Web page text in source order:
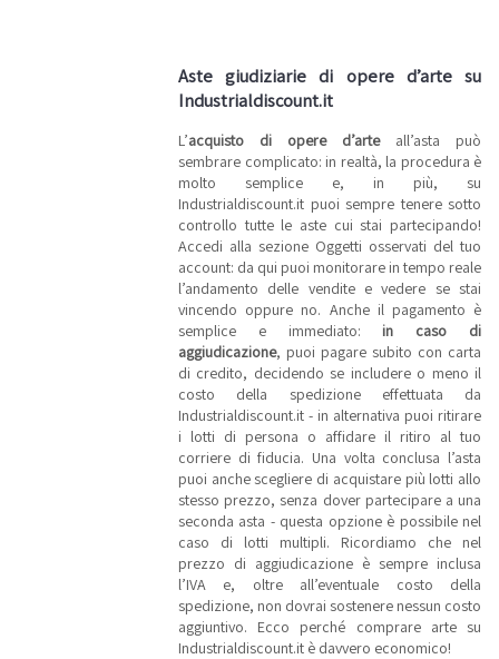
Aste giudiziarie di opere d’arte su
Industrialdiscount.it
L’acquisto di opere d’arteall’asta può
sembrare complicato: in realtà, la procedura è
molto semplice e, in più, su
Industrialdiscount.it puoi sempre tenere sotto
controllo tutte le aste cui stai partecipando!
Accedi alla sezione Oggetti osservati del tuo
account: da qui puoi monitorare in tempo reale
l’andamento delle vendite e vedere se stai
vincendo oppure no. Anche il pagamento è
semplice e immediato: in caso di
aggiudicazione, puoi pagare subito con carta
di credito, decidendo se includere o meno il
costo della spedizione effettuata da
Industrialdiscount.it - in alternativa puoi ritirare
i lotti di persona o affidare il ritiro al tuo
corriere di fiducia. Una volta conclusa l’asta
puoi anche scegliere di acquistare più lotti allo
stesso prezzo, senza dover partecipare a una
seconda asta - questa opzione è possibile nel
caso di lotti multipli. Ricordiamo che nel
prezzo di aggiudicazione è sempre inclusa
l’IVA e, oltre all’eventuale costo della
spedizione, non dovrai sostenere nessun costo
aggiuntivo. Ecco perché comprare arte su
Industrialdiscount.it è davvero economico!